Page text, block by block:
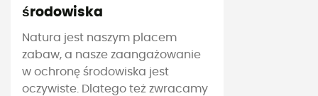
środowiska
Natura jest naszym placem
zabaw, a nasze zaangażowanie
w ochronę środowiska jest
oczywiste. Dlatego też zwracamy